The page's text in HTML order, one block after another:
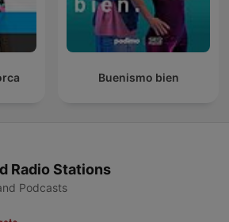
Buenismo bien
Radio Stations
Podcasts